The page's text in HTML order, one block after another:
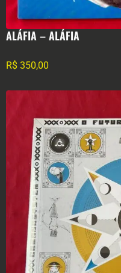
ALÁFIA – ALÁFIA
R$ 350,00